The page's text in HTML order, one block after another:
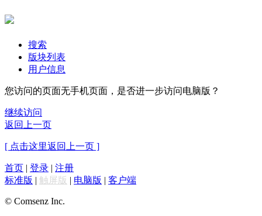
搜索
版块列表
用户信息
您访问的页面无手机页面，是否进一步访问电脑版？
继续访问
返回上一页
[ 点击这里返回上一页 ]
首页 | 登录 | 注册
标准版 | 触屏版 | 电脑版 | 客户端
© Comsenz Inc.